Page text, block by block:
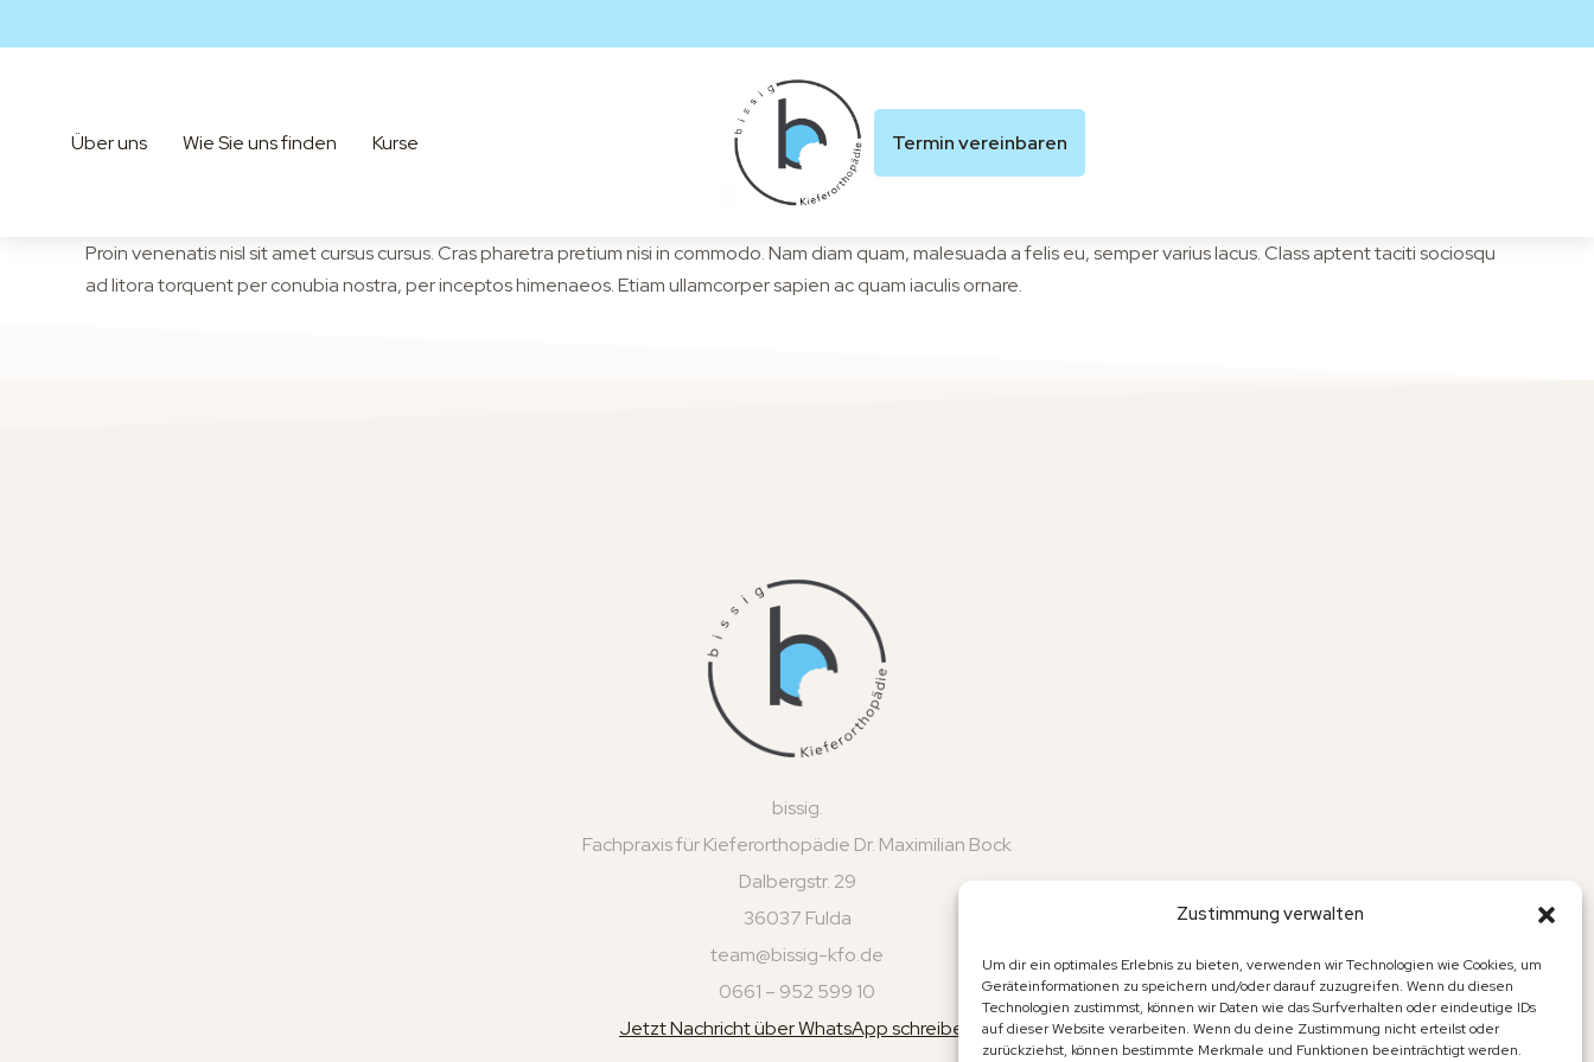
Zustimmung verwalten
Um dir ein optimales Erlebnis zu bieten, verwenden wir Technologien wie Cookies, um
Geräteinformationen zu speichern und/oder darauf zuzugreifen. Wenn du diesen
Technologien zustimmst, können wir Daten wie das Surfverhalten oder eindeutige IDs
auf dieser Website verarbeiten. Wenn du deine Zustimmung nicht erteilst oder
zurückziehst, können bestimmte Merkmale und Funktionen beeinträchtigt werden.
Über uns Wie Sie uns finden Kurse Termin vereinbaren
Proin venenatis nisl sit amet cursus cursus. Cras pharetra pretium nisi in commodo. Nam diam quam, malesuada a felis eu, semper varius lacus. Class aptent taciti sociosqu
ad litora torquent per conubia nostra, per inceptos himenaeos. Etiam ullamcorper sapien ac quam iaculis ornare.
bissig.
Fachpraxis für Kieferorthopädie Dr. Maximilian Bock
Dalbergstr. 29
36037 Fulda
team@bissig-kfo.de
0661 – 952 599 10
Jetzt Nachricht über WhatsApp schreiben